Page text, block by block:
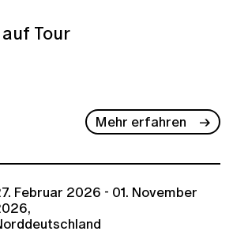
Tour
Mehr erfahren
Februar 2026 - 01. November